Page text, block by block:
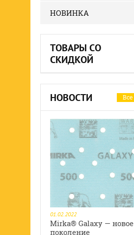
НОВИНКА
ТОВАРЫ СО
СКИДКОЙ
НОВОСТИ Все
01.02.2022
Mirka® Galaxy — новое
поколение